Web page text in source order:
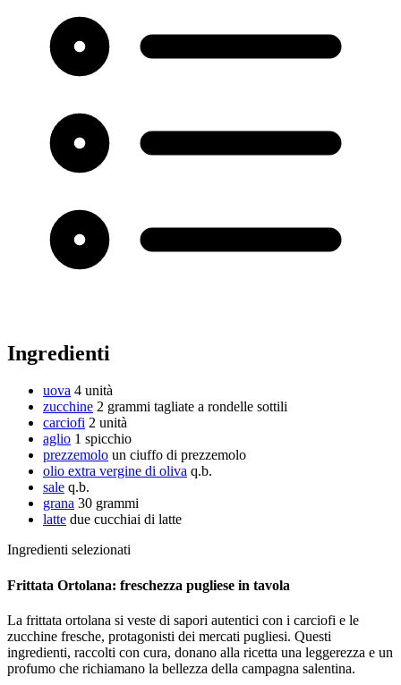
Ingredienti
uova 4 unità
zucchine 2 grammi tagliate a rondelle sottili
carciofi 2 unità
aglio 1 spicchio
prezzemolo un ciuffo di prezzemolo
olio extra vergine di oliva q.b.
sale q.b.
grana 30 grammi
latte due cucchiai di latte
Ingredienti selezionati
Frittata Ortolana: freschezza pugliese in tavola
La frittata ortolana si veste di sapori autentici con i carciofi e le
zucchine fresche, protagonisti dei mercati pugliesi. Questi
ingredienti, raccolti con cura, donano alla ricetta una leggerezza e un
profumo che richiamano la bellezza della campagna salentina.